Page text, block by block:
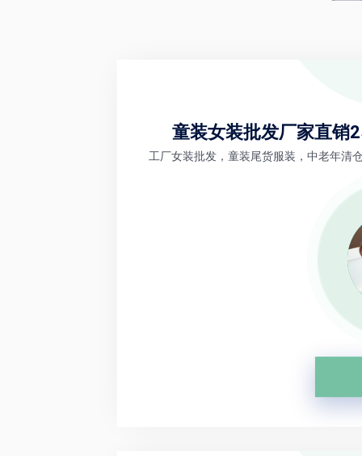
童装女装批发厂家直销
工厂女装批发，童装尾货服装，中老年清